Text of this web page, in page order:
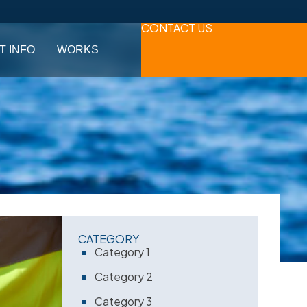
INFO WORKS
CONTACT US
CATEGORY
Category 1
Category 2
Category 3